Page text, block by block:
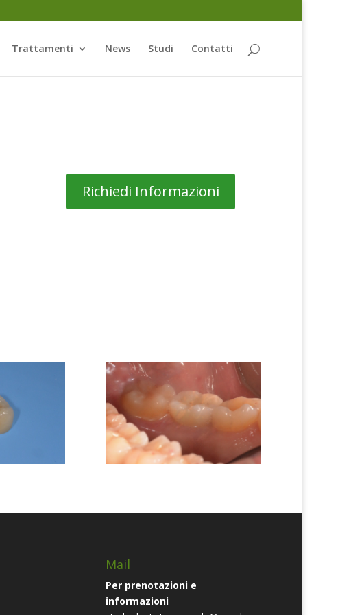
Trattamenti News Studi Contatti
Richiedi Informazioni
Mail
Per prenotazioni e
informazioni